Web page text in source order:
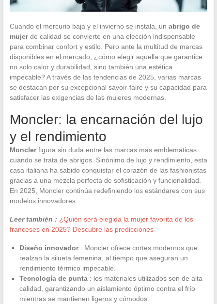
Cuando el mercurio baja y el invierno se instala, un abrigo de
mujerde calidad se convierte en una elección indispensable
para combinar confort y estilo. Pero ante la multitud de marcas
disponibles en el mercado, ¿cómo elegir aquella que garantice
no solo calor y durabilidad, sino también una estética
impecable? A través de las tendencias de 2025, varias marcas
se destacan por su excepcional savoir-faire y su capacidad para
satisfacer las exigencias de las mujeres modernas.
Moncler: la encarnación del lujo
y el rendimiento
Monclerfigura sin duda entre las marcas más emblemáticas
cuando se trata de abrigos. Sinónimo de lujo y rendimiento, esta
casa italiana ha sabido conquistar el corazón de las fashionistas
gracias a una mezcla perfecta de sofisticación y funcionalidad.
En 2025, Moncler continúa redefiniendo los estándares con sus
modelos innovadores.
Leer también : ¿Quién será elegida la mujer favorita de los
franceses en 2025? Descubre las predicciones
Diseño innovador : Moncler ofrece cortes modernos que
realzan la silueta femenina, al tiempo que aseguran un
rendimiento térmico impecable.
Tecnología de punta : los materiales utilizados son de alta
calidad, garantizando un aislamiento óptimo contra el frío
mientras se mantienen ligeros y cómodos.